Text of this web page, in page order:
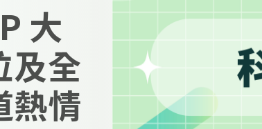
大
及全
熱情